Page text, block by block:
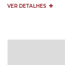
VER DETALHES +